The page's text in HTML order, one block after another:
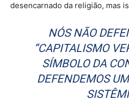
desencarnado da religião, mas
NÓS NÃO
“CAPITALISMO
SÍMBOLO DA
DEFENDEMOS